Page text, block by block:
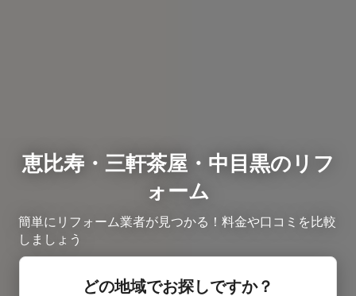
恵比寿・三軒茶屋・中目黒のリフ
ォーム
簡単にリフォーム業者が見つかる！料金や口コミを比較
しましょう
どの地域でお探しですか？